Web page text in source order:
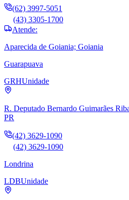
(62) 3997-5051
(43) 3305-1700
Atende:
Aparecida de Goiania; Goiania
Guarapuava
GRHUnidade
R. Deputado Bernardo Guimarães
PR
(42) 3629-1090
(42) 3629-1090
Londrina
LDBUnidade